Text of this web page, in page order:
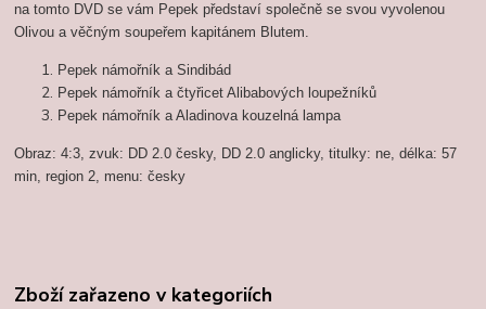
na tomto DVD se vám Pepek představí společně se svou vyvolenou
Olivou a věčným soupeřem kapitánem Blutem.
Pepek námořník a Sindibád
Pepek námořník a čtyřicet Alibabových loupežníků
Pepek námořník a Aladinova kouzelná lampa
Obraz: 4:3, zvuk: DD 2.0 česky, DD 2.0 anglicky, titulky: ne, délka: 57
min, region 2, menu: česky
Zboží zařazeno v kategoriích